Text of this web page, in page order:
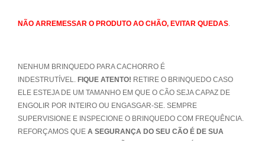
NÃO ARREMESSAR O PRODUTO AO CHÃO, EVITAR QUEDAS.
NENHUM BRINQUEDO PARA CACHORRO É
INDESTRUTÍVEL. FIQUE ATENTO! RETIRE O BRINQUEDO CASO
ELE ESTEJA DE UM TAMANHO EM QUE O CÃO SEJA CAPAZ DE
ENGOLIR POR INTEIRO OU ENGASGAR-SE. SEMPRE
SUPERVISIONE E INSPECIONE O BRINQUEDO COM FREQUÊNCIA.
REFORÇAMOS QUE A SEGURANÇA DO SEU CÃO É DE SUA